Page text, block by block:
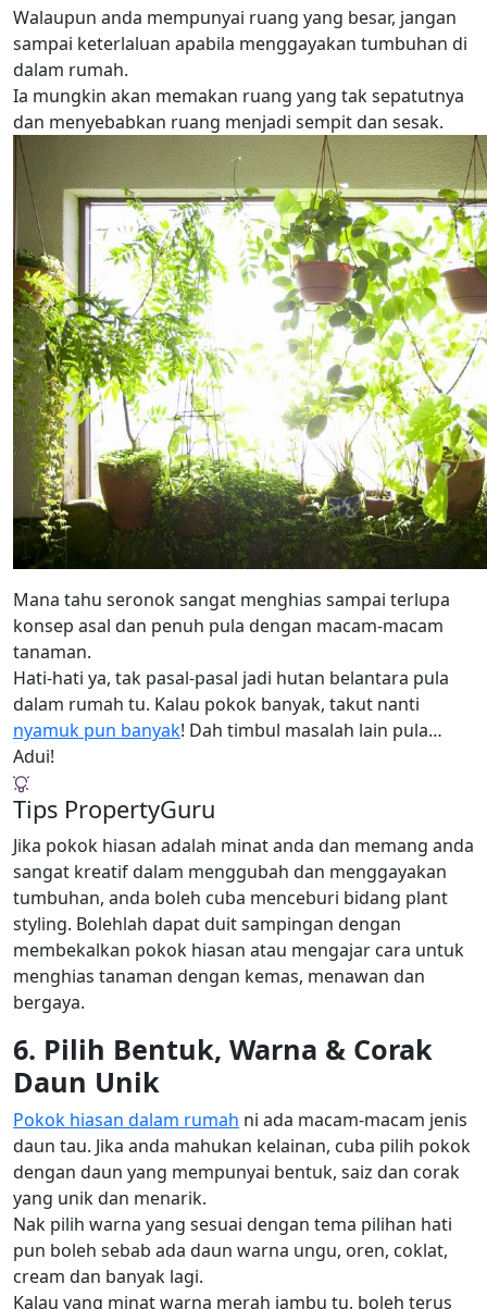
Walaupun anda mempunyai ruang yang besar, jangan
sampai keterlaluan apabila menggayakan tumbuhan di
dalam rumah.
Ia mungkin akan memakan ruang yang tak sepatutnya
dan menyebabkan ruang menjadi sempit dan sesak.
Mana tahu seronok sangat menghias sampai terlupa
konsep asal dan penuh pula dengan macam-macam
tanaman.
Hati-hati ya, tak pasal-pasal jadi hutan belantara pula
dalam rumah tu. Kalau pokok banyak, takut nanti
nyamuk pun banyak! Dah timbul masalah lain pula…
Adui!
Tips PropertyGuru
Jika pokok hiasan adalah minat anda dan memang anda
sangat kreatif dalam menggubah dan menggayakan
tumbuhan, anda boleh cuba menceburi bidang plant
styling. Bolehlah dapat duit sampingan dengan
membekalkan pokok hiasan atau mengajar cara untuk
menghias tanaman dengan kemas, menawan dan
bergaya.
6. Pilih Bentuk, Warna & Corak
Daun Unik
Pokok hiasan dalam rumah ni ada macam-macam jenis
daun tau. Jika anda mahukan kelainan, cuba pilih pokok
dengan daun yang mempunyai bentuk, saiz dan corak
yang unik dan menarik.
Nak pilih warna yang sesuai dengan tema pilihan hati
pun boleh sebab ada daun warna ungu, oren, coklat,
cream dan banyak lagi.
Kalau yang minat warna merah jambu tu, boleh terus